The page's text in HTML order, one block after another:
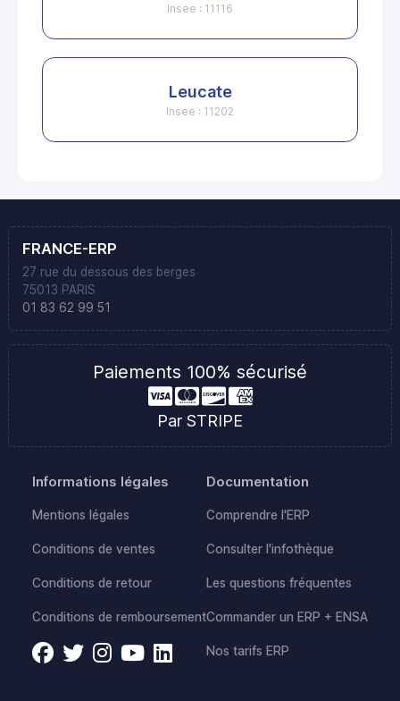
Insee : 11116
Leucate
Insee : 11202
FRANCE-ERP
27 rue du dessous des berges
75013 PARIS
01 83 62 99 51
Paiements 100% sécurisé
Par STRIPE
Informations légales
Mentions légales
Conditions de ventes
Conditions de retour
Conditions de remboursement
Documentation
Comprendre l'ERP
Consulter l'infothèque
Les questions fréquentes
Commander un ERP + ENSA
Nos tarifs ERP